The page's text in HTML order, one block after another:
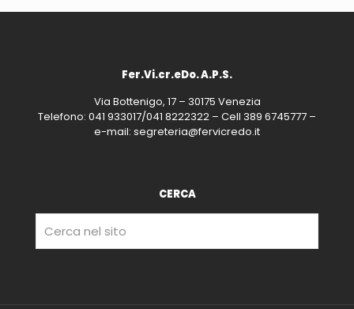
Fer.Vi.cr.eDo. A.P.S.
Via Bottenigo, 17 – 30175 Venezia
Telefono: 041 933017/041 8222322 – Cell 389 6745777 –
e-mail: segreteria@fervicredo.it
CERCA